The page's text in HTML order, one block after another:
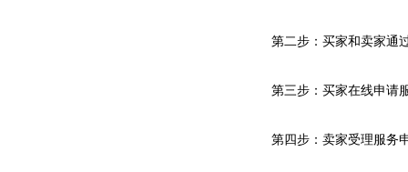
第二步：买家和卖家通过
第三步：买家在线申请
第四步：卖家受理服务申